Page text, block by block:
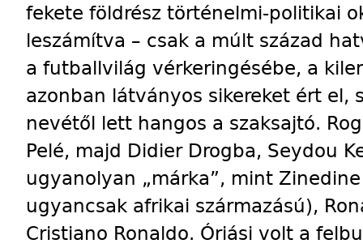
fekete földrész történelmi-politikai
leszámítva – csak a múlt század
a futballvilág vérkeringésébe, a
azonban látványos sikereket ért el,
nevétől lett hangos a szaksajtó.
Pelé, majd Didier Drogba, Seydou
ugyanolyan „márka”, mint
ugyancsak afrikai származású),
Cristiano Ronaldo. Óriási volt a